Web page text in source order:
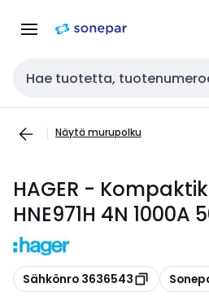
navigointiinsisältöön
Haku
Näytä murupolku
HAGER -
HNE971H 4N 1000A
Kopioi
Sähkönro 3636543 Kopioi